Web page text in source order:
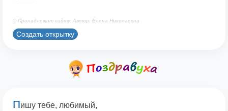
© Принадлежит сайту. Автор: Елена Николаевна
Создать открытку
Пишу тебе, любимый,